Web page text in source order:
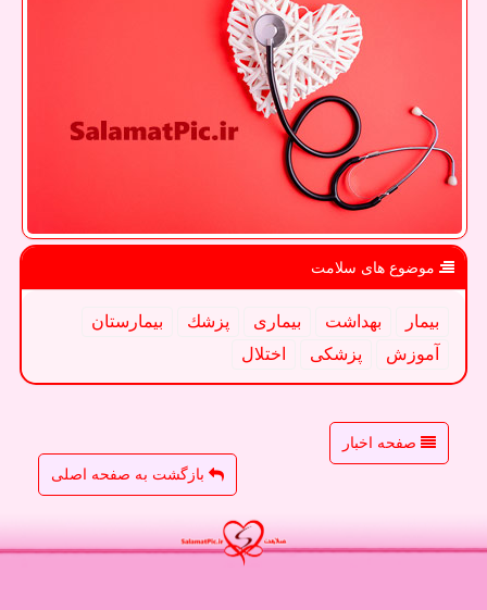
موضوع های سلامت
بیمار بهداشت بیماری پزشك
بیمارستان
آموزش
پزشكی اختلال
صفحه اخبار
بازگشت به صفحه اصلی